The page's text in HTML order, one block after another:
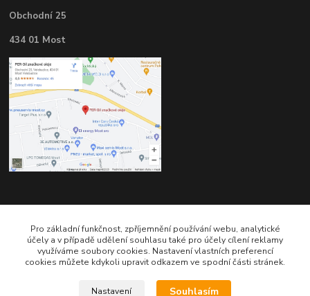
Obchodní 25
434 01 Most
Pro základní funkčnost, zpříjemnění používání webu, analytické
účely a v případě udělení souhlasu také pro účely cílení reklamy
využíváme soubory cookies. Nastavení vlastních preferencí
cookies můžete kdykoli upravit odkazem ve spodní části stránek.
Nastavení Souhlasím